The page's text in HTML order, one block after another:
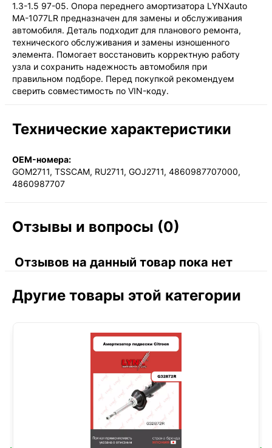
СДЭК — Курьер
1-3 дня, от 385 ₽
1.3-1.5 97-05. Опора переднего амортизатора LYNXauto
MA-1077LR предназначен для замены и обслуживания
автомобиля. Деталь подходит для планового ремонта,
технического обслуживания и замены изношенного
элемента. Помогает восстановить корректную работу
узла и сохранить надежность автомобиля при
правильном подборе. Перед покупкой рекомендуем
сверить совместимость по VIN-коду.
Технические характеристики
OEM-номера:
GOM2711, TSSCAM, RU2711, GOJ2711, 4860987707000,
4860987707
Отзывы и вопросы (0)
Отзывов на данный товар пока нет
Другие товары этой категории